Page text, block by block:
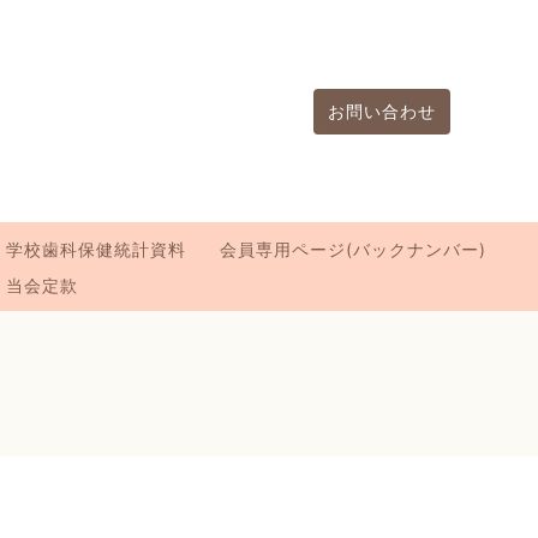
お問い合わせ
学校歯科保健統計資料
会員専用ページ(バックナンバー)
当会定款